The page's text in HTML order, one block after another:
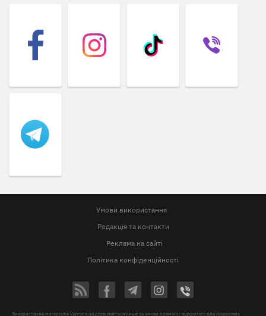
Умови використання
Редакція та контакти
Реклама на сайті
Політика конфіденційності
Використання матеріалів Vgorode.ua дозволяється лише за умови прямого і відкритого для пошукових